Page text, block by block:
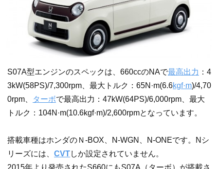
S07A型エンジンのスペックは、660ccのNAで最高出力 ：4
3kW(58PS)/7,300rpm、最大トルク：65N·m(6.6kgf·m)/4,70
0rpm、
ターボで最高出力：47kW(64PS)/6,000rpm、最大
トルク：104N·m(10.6kgf·m)/2,600rpmとなっています。
搭載車種はホンダのＮ-BOX、N-WGN、N-ONEです。Nシ
リーズには、 CVTしか設定されていません。
2015年より発売されたS660にもS07A（ターボ）が搭載さ